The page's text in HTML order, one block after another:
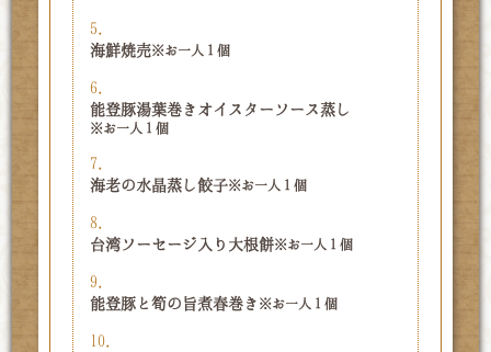
5.
海鮮焼売※お一人１個
6.
能登豚湯葉巻きオイスターソース蒸し
※お一人１個
7.
海老の水晶蒸し餃子※お一人１個
8.
台湾ソーセージ入り大根餅※お一人１個
9.
能登豚と筍の旨煮春巻き ※お一人１個
10.